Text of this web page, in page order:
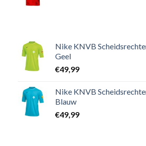
Nike KNVB
Geel
€49,99
Nike KNVB
Blauw
€49,99